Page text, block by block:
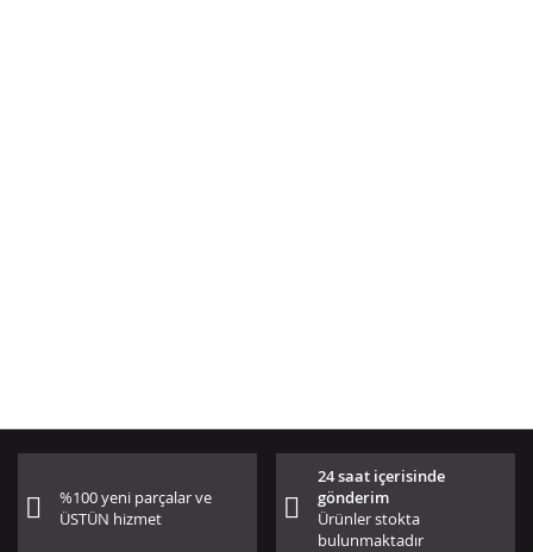
%100 yeni parçalar ve
ÜSTÜN hizmet
24 saat içerisinde
gönderim
Ürünler stokta
bulunmaktadır